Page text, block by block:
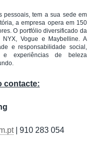
pessoais, tem a sua sede em
a empresa opera em 150
O portfólio diversificado da
Vogue e Maybelline. A
e responsabilidade social,
e experiências de beleza
contacte:
| 910 283 054